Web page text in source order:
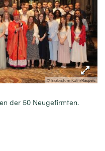
© Erzbistum Köln/Raspels
der 50 Neugefirmten.